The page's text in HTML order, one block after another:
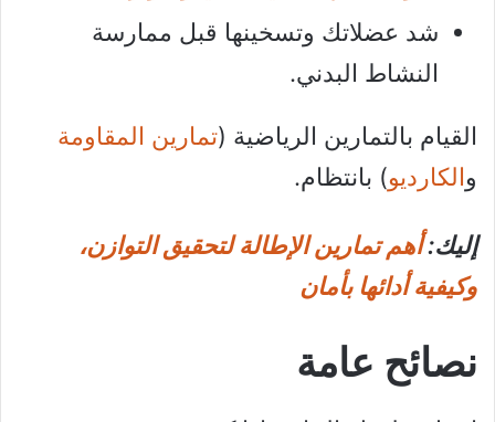
شد عضلاتك وتسخينها قبل ممارسة
النشاط البدني.
القيام بالتمارين الرياضية (تمارين المقاومة
والكارديو) بانتظام.
إليك:أهم تمارين الإطالة لتحقيق التوازن،
وكيفية أدائها بأمان
نصائح عامة